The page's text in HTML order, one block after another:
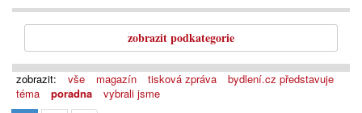
zobrazit podkategorie
zobrazit: vše magazín tisková zpráva
bydlení.cz představuje
téma
poradna
vybrali jsme